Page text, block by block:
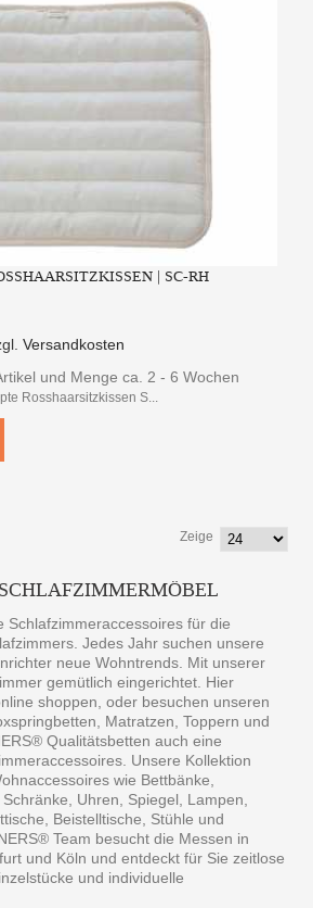
| SC-RH
Versandkosten
und Menge ca. 2 - 6 Wochen
Rosshaarsitzkissen S...
Zeige
Schlafzimmeraccessoires für die
Jedes Jahr suchen unsere
neue Wohntrends. Mit unserer
gemütlich eingerichtet. Hier
shoppen, oder besuchen unseren
Matratzen, Toppern und
Qualitätsbetten auch eine
Unsere Kollektion
wie Bettbänke,
Uhren, Spiegel, Lampen,
Beistelltische, Stühle und
Team besucht die Messen in
und Köln und entdeckt für Sie zeitlose
und individuelle